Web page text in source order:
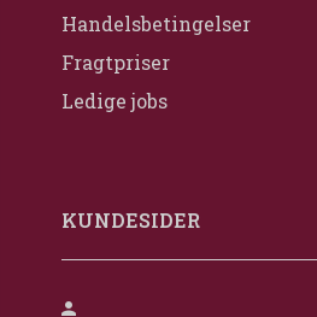
Handelsbetingelser
Fragtpriser
Ledige jobs
KUNDESIDER